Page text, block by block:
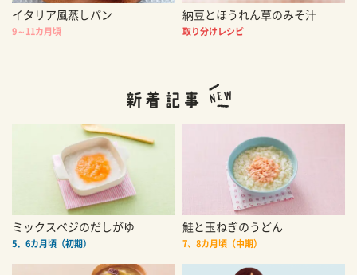
イタリア風蒸しパン
9～11カ月頃
納豆とほうれん草のみそ汁
取り分けレシピ
ミックスベジのだしがゆ
5、6カ月頃（初期）
鮭と玉ねぎのうどん
7、8カ月頃（中期）